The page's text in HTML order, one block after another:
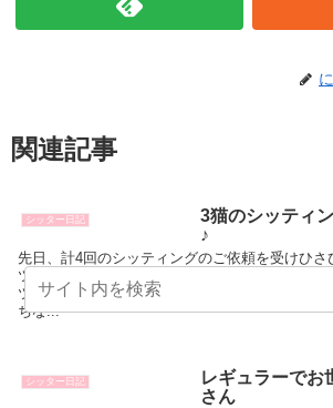
関連記事
シッター日記
3猫のシッティ
♪
先日、計4回のシッティングのご依頼を受けひさ
ツ、ヤマトくん」宅へ行きました。 長男のポテ
ツくんは、 実は私がうちの近所で保護し、里親
ちな...
シッター日記
レギュラーでお
さん